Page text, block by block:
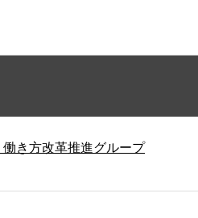
き方改革推進グループ